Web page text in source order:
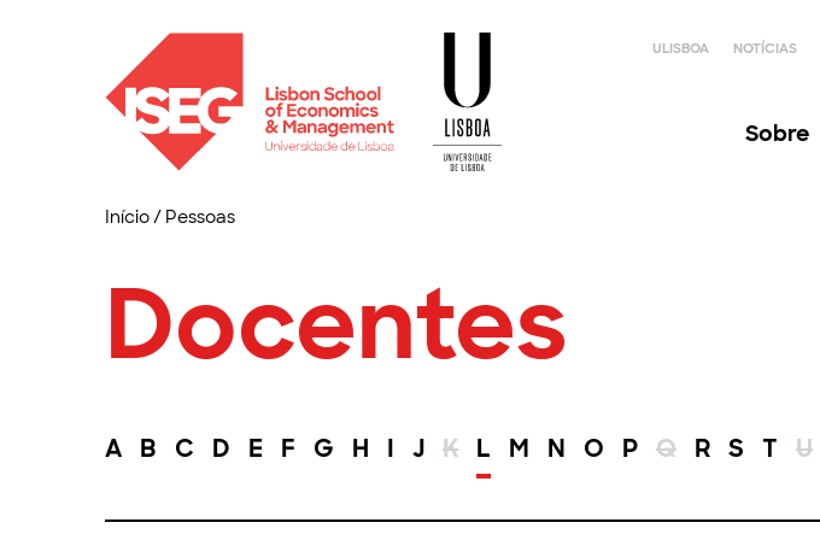
ULISBOA NOTÍCIAS
Sobre
Início/ Pessoas
Docentes
A B C D E F G H I J K L M N O P Q R S T U